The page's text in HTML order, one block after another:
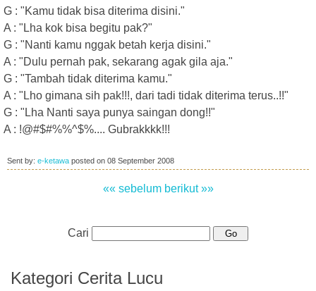
G : "Kamu tidak bisa diterima disini."
A : "Lha kok bisa begitu pak?"
G : "Nanti kamu nggak betah kerja disini."
A : "Dulu pernah pak, sekarang agak gila aja."
G : "Tambah tidak diterima kamu."
A : "Lho gimana sih pak!!!, dari tadi tidak diterima terus..!!"
G : "Lha Nanti saya punya saingan dong!!"
A : !@#$#%%^$%.... Gubrakkkk!!!
Sent by: e-ketawa posted on 08 September 2008
«« sebelum berikut »»
Cari
Kategori Cerita Lucu